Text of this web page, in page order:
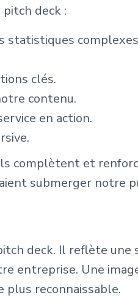
deck :
statistiques
clés.
contenu.
en action.
complètent et
submerger notre
deck. Il reflète une
entreprise. Une
reconnaissable.